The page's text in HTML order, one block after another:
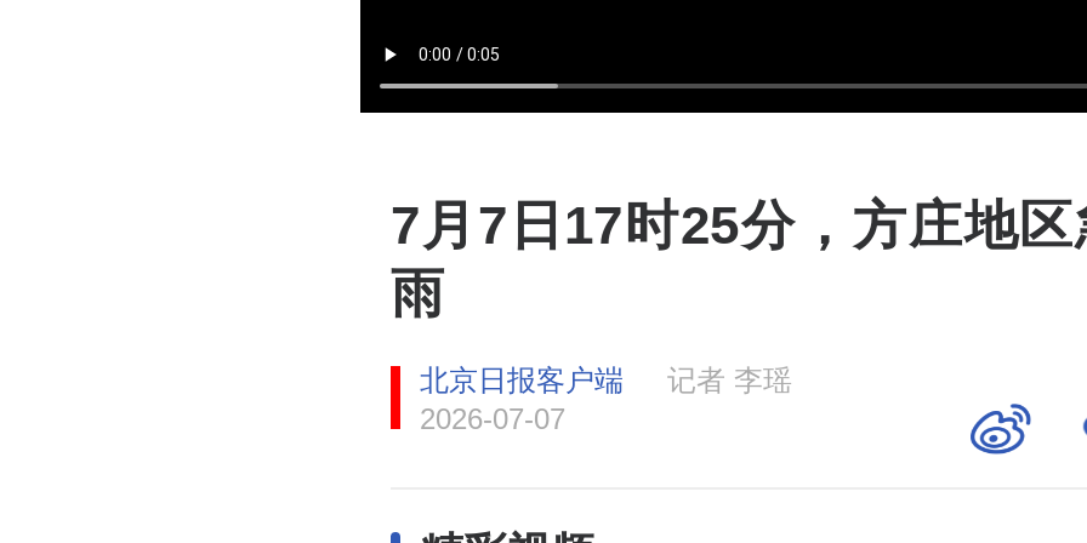
7月7日17时25分，方庄地
雨
北京日报客户端
记者 李瑶
2026-07-07